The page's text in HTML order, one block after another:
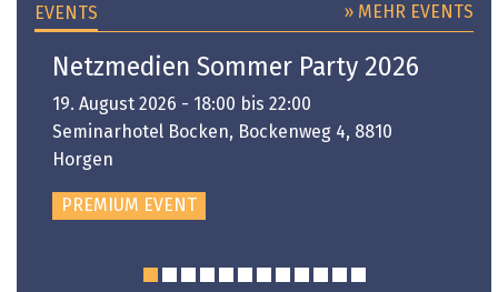
EVENTS » MEHR EVENTS
Netzmedien Sommer Party 2026
19. August 2026 - 18:00 bis 22:00
Seminarhotel Bocken, Bockenweg 4, 8810
Horgen
PREMIUM EVENT